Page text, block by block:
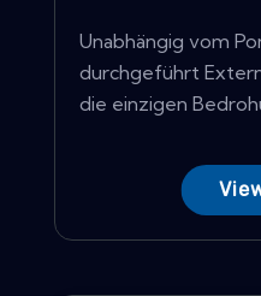
Unabhängig vom
durchgeführt
die einzigen